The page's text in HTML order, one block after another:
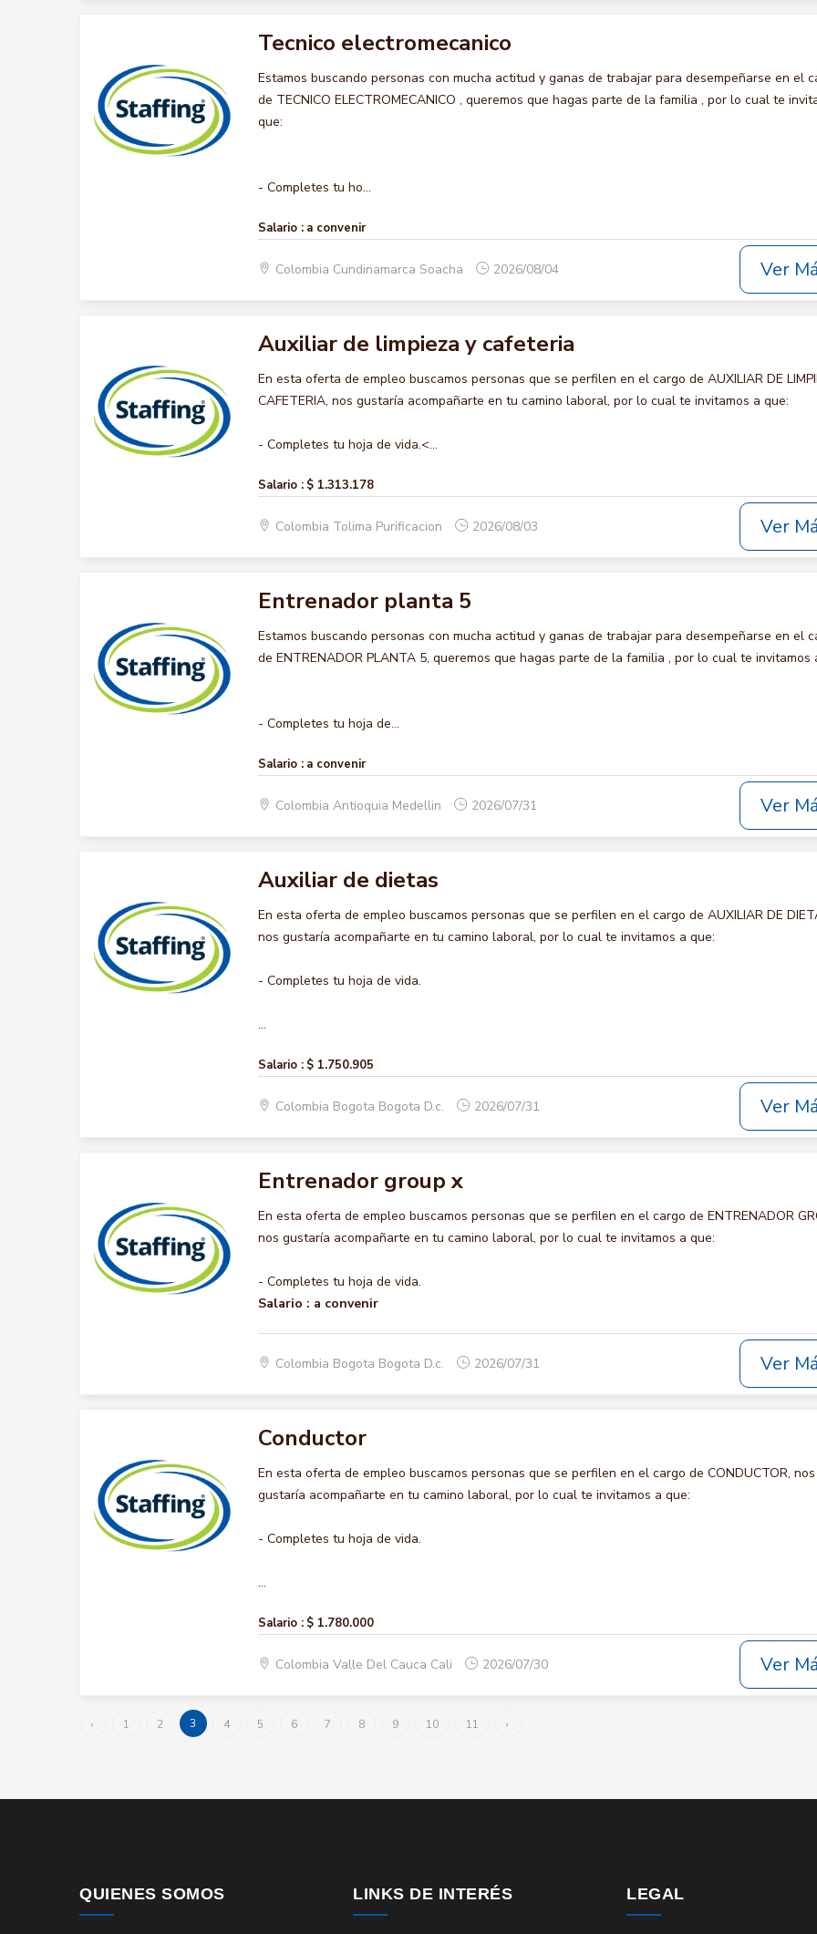
Tecnico electromecanico
Estamos buscando personas con mucha actitud y ganas de trabajar para desempeñarse en el
de TECNICO ELECTROMECANICO , queremos que hagas parte de la familia , por lo cual te
que:
- Completes tu ho...
Salario : a convenir
Colombia Cundinamarca Soacha 2026/08/04 Ver
Auxiliar de limpieza y cafeteria
En esta oferta de empleo buscamos personas que se perfilen en el cargo de AUXILIAR DE
CAFETERIA, nos gustaría acompañarte en tu camino laboral, por lo cual te invitamos a que:
- Completes tu hoja de vida.<...
Salario : $ 1.313.178
Colombia Tolima Purificacion 2026/08/03 Ver
Entrenador planta 5
Estamos buscando personas con mucha actitud y ganas de trabajar para desempeñarse en el
de ENTRENADOR PLANTA 5, queremos que hagas parte de la familia , por lo cual te invitamos
- Completes tu hoja de...
Salario : a convenir
Colombia Antioquia Medellin 2026/07/31 Ver
Auxiliar de dietas
En esta oferta de empleo buscamos personas que se perfilen en el cargo de AUXILIAR DE
nos gustaría acompañarte en tu camino laboral, por lo cual te invitamos a que:
- Completes tu hoja de vida.
...
Salario : $ 1.750.905
Colombia Bogota Bogota D.c. 2026/07/31 Ver
Entrenador group x
En esta oferta de empleo buscamos personas que se perfilen en el cargo de ENTRENADOR
nos gustaría acompañarte en tu camino laboral, por lo cual te invitamos a que:
- Completes tu hoja de vida.
Salario : a convenir
Colombia Bogota Bogota D.c. 2026/07/31 Ver
Conductor
En esta oferta de empleo buscamos personas que se perfilen en el cargo de CONDUCTOR, nos
gustaría acompañarte en tu camino laboral, por lo cual te invitamos a que:
- Completes tu hoja de vida.
...
Salario : $ 1.780.000
Colombia Valle Del Cauca Cali 2026/07/30 Ver
‹ 1 2 3 4 5 6 7 8 9 10 11 ›
QUIENES SOMOS LINKS DE INTERÉS LEGAL